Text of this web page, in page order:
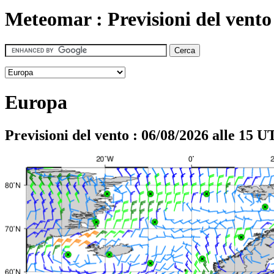
Meteomar : Previsioni del vento
Europa
Previsioni del vento : 06/08/2026 alle 15